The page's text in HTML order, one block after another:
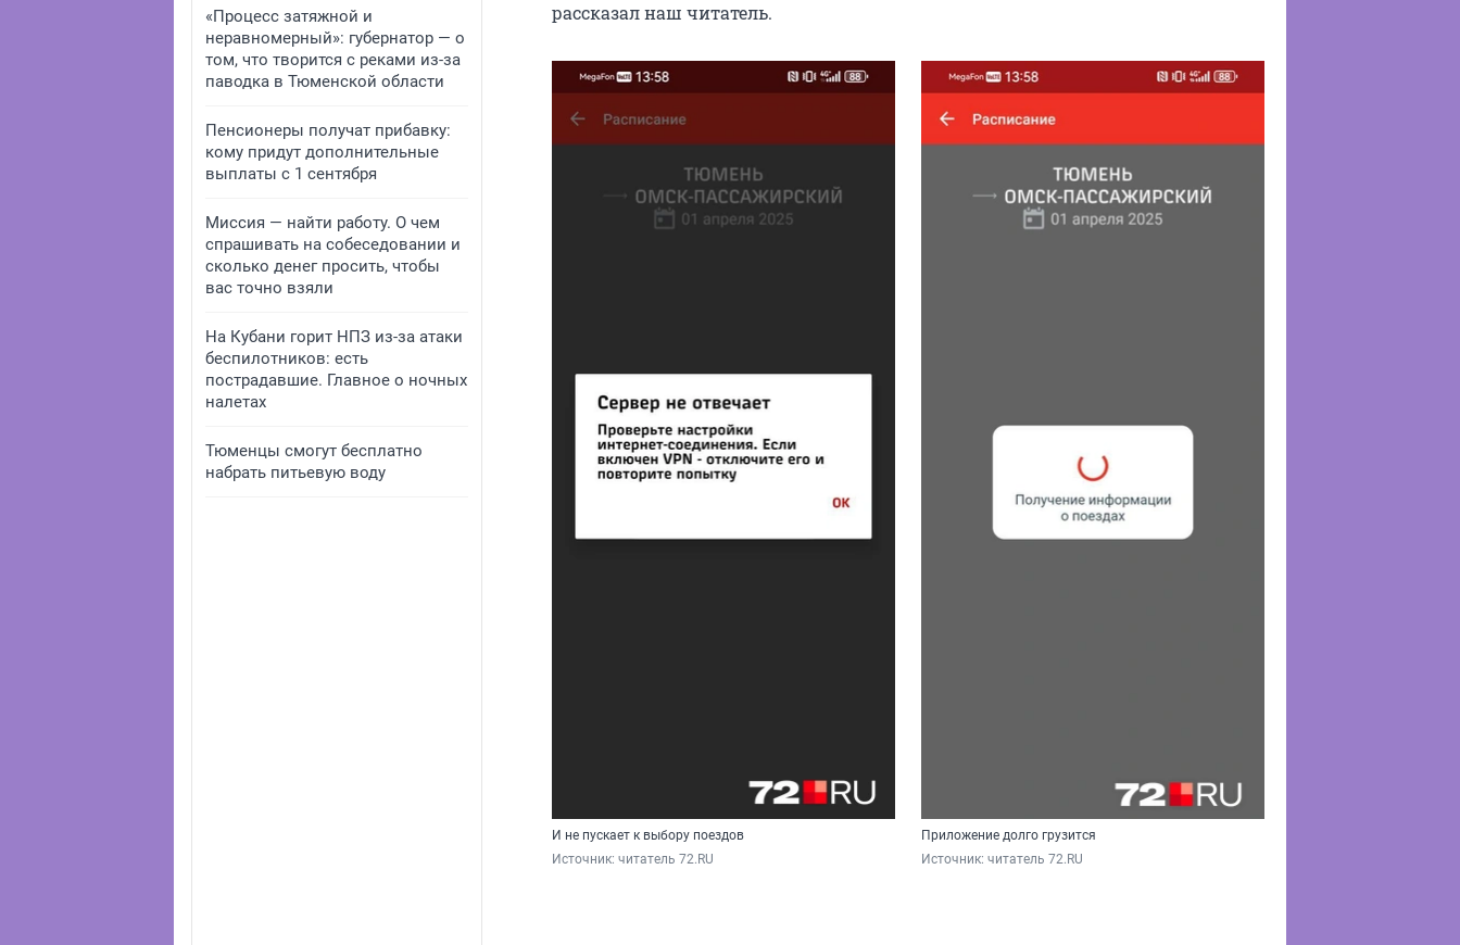
«Процесс затяжной и
неравномерный»: губернатор — о
том, что творится с реками из-за
паводка в Тюменской области
Пенсионеры получат прибавку:
кому придут дополнительные
выплаты с 1 сентября
Миссия — найти работу. О чем
спрашивать на собеседовании и
сколько денег просить, чтобы
вас точно взяли
На Кубани горит НПЗ из-за атаки
беспилотников: есть
пострадавшие. Главное о ночных
налетах
Тюменцы смогут бесплатно
набрать питьевую воду
рассказал наш читатель.
И не пускает к выбору поездов
Источник: читатель 72.RU
Приложение долго грузится
Источник: читатель 72.RU